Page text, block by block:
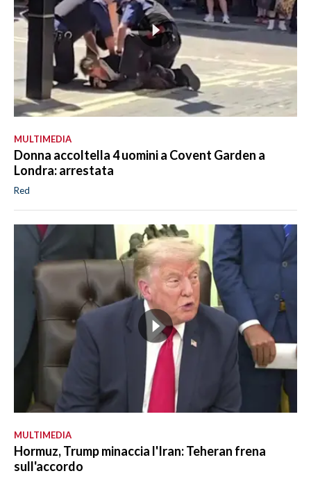
MULTIMEDIA
Donna accoltella 4 uomini a Covent Garden a
Londra: arrestata
Red
MULTIMEDIA
Hormuz, Trump minaccia l'Iran: Teheran frena
sull'accordo